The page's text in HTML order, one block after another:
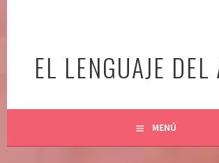
EL LENGUAJE
MENÚ